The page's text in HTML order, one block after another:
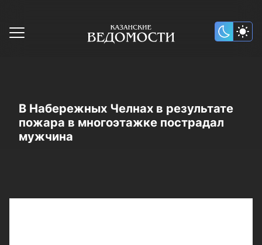
В Набережных Челнах в результате
пожара в многоэтажке пострадал
мужчина